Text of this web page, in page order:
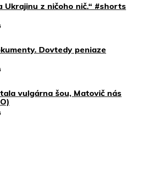
Ukrajinu z ničoho nič.“ #shorts
Dovtedy peniaze
vulgárna šou, Matovič nás